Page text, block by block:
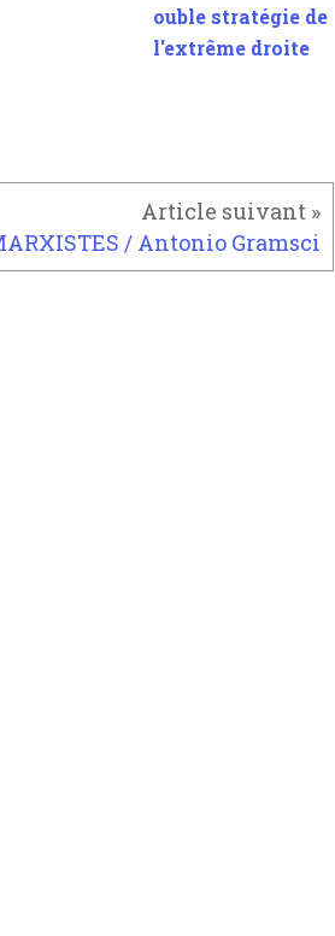
ouble stratégie de
l'extrême droite
/ Antonio Gramsci